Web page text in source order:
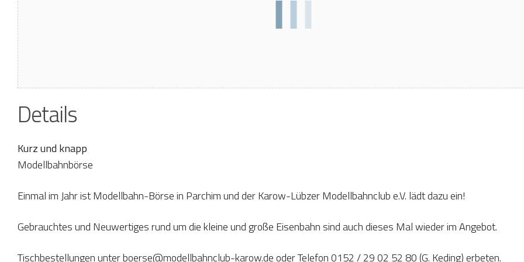
Details
Kurz und knapp
Modellbahnbörse
Einmal im Jahr ist Modellbahn-Börse in Parchim und der Karow-Lübzer Modellbahnclub e.V. lädt dazu ein!
Gebrauchtes und Neuwertiges rund um die kleine und große Eisenbahn sind auch dieses Mal wieder im Angebot.
Tischbestellungen unter boerse@modellbahnclub-karow.de oder Telefon 0152 / 29 02 52 80 (G. Keding) erbeten.